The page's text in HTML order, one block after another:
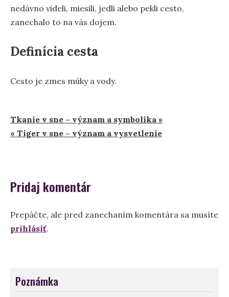
nedávno videli, miesili, jedli alebo pekli cesto,
zanechalo to na vás dojem.
Definícia cesta
Cesto je zmes múky a vody.
Navigácia
v
Tkanie v sne – význam a symbolika »
« Tiger v sne – význam a vysvetlenie
Pridaj komentár
Prepáčte, ale pred zanechaním komentára sa musíte
prihlásiť.
Poznámka